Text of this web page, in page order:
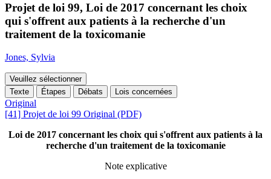
Projet de loi 99, Loi de 2017 concernant les choix
qui s'offrent aux patients à la recherche d'un
traitement de la toxicomanie
Jones, Sylvia
Veuillez sélectionner
Texte
Étapes Débats Lois concernées
Original
[41] Projet de loi 99 Original (PDF)
Loi de 2017 concernant les choix qui s'offrent aux patients à la
recherche d'un traitement de la toxicomanie
Note explicative